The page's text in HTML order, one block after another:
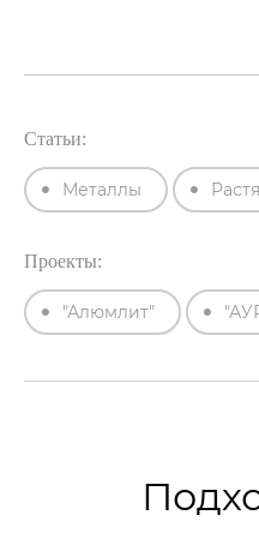
Статьи:
Металлы
Проекты:
"Алюмлит"